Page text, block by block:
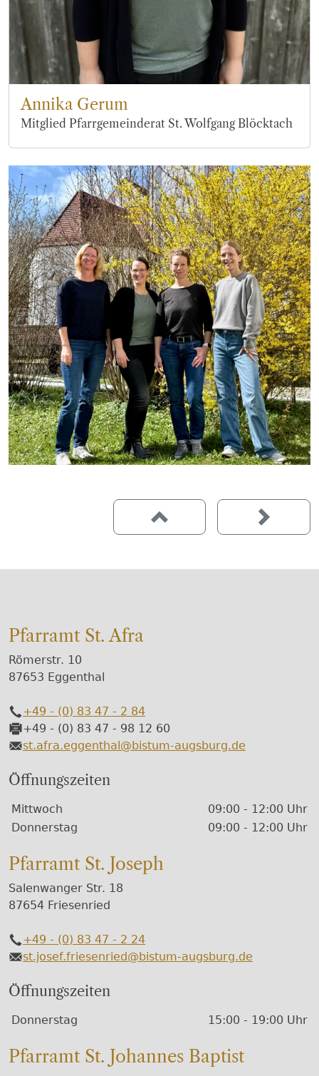
Annika Gerum
Mitglied Pfarrgemeinderat St. Wolfgang Blöcktach
Pfarramt St. Afra
Römerstr. 10
87653 Eggenthal
Telefon
+49 - (0) 83 47 - 2 84
Fax
+49 - (0) 83 47 - 98 12 60
E-Mail
st.afra.eggenthal@bistum-augsburg.de
Öffnungszeiten
Wochentage / Monate
Öffnungszeiten / Hinweise
Mittwoch
09:00 - 12:00 Uhr
Donnerstag
09:00 - 12:00 Uhr
Pfarramt St. Joseph
Salenwanger Str. 18
87654 Friesenried
Telefon
+49 - (0) 83 47 - 2 24
E-Mail
st.josef.friesenried@bistum-augsburg.de
Öffnungszeiten
Wochentage / Monate
Öffnungszeiten / Hinweise
Donnerstag 15:00 - 19:00 Uhr
Pfarramt St. Johannes Baptist